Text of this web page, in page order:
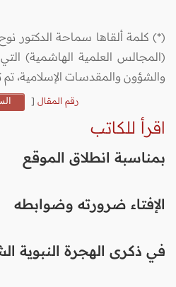
(*) كلمة ألقاها سماحة الدكتور
(المجالس العلمية الهاشمية)
والشؤون والمقدسات الإسلامية، تم
رقم المقال [
اقرأ للكاتب
بمناسبة انطلاق الموقع
الإفتاء ضرورته وضوابطه
في ذكرى الهجرة النبوية